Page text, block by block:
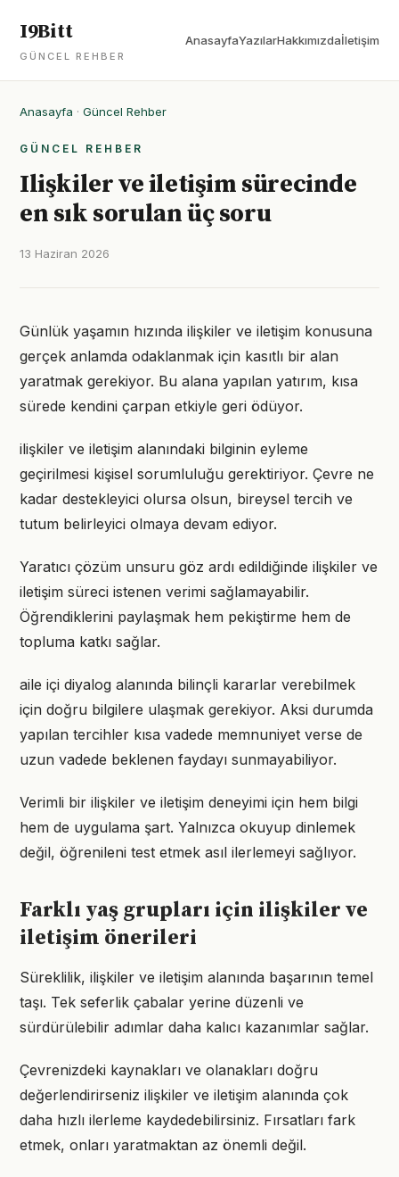
I9Bitt
GÜNCEL REHBER
AnasayfaYazılarHakkımızdaİletişim
Anasayfa · Güncel Rehber
GÜNCEL REHBER
Ilişkiler ve iletişim sürecinde
en sık sorulan üç soru
13 Haziran 2026
Günlük yaşamın hızında ilişkiler ve iletişim konusuna
gerçek anlamda odaklanmak için kasıtlı bir alan
yaratmak gerekiyor. Bu alana yapılan yatırım, kısa
sürede kendini çarpan etkiyle geri ödüyor.
ilişkiler ve iletişim alanındaki bilginin eyleme
geçirilmesi kişisel sorumluluğu gerektiriyor. Çevre ne
kadar destekleyici olursa olsun, bireysel tercih ve
tutum belirleyici olmaya devam ediyor.
Yaratıcı çözüm unsuru göz ardı edildiğinde ilişkiler ve
iletişim süreci istenen verimi sağlamayabilir.
Öğrendiklerini paylaşmak hem pekiştirme hem de
topluma katkı sağlar.
aile içi diyalog alanında bilinçli kararlar verebilmek
için doğru bilgilere ulaşmak gerekiyor. Aksi durumda
yapılan tercihler kısa vadede memnuniyet verse de
uzun vadede beklenen faydayı sunmayabiliyor.
Verimli bir ilişkiler ve iletişim deneyimi için hem bilgi
hem de uygulama şart. Yalnızca okuyup dinlemek
değil, öğrenileni test etmek asıl ilerlemeyi sağlıyor.
Farklı yaş grupları için ilişkiler ve
iletişim önerileri
Süreklilik, ilişkiler ve iletişim alanında başarının temel
taşı. Tek seferlik çabalar yerine düzenli ve
sürdürülebilir adımlar daha kalıcı kazanımlar sağlar.
Çevrenizdeki kaynakları ve olanakları doğru
değerlendirirseniz ilişkiler ve iletişim alanında çok
daha hızlı ilerleme kaydedebilirsiniz. Fırsatları fark
etmek, onları yaratmaktan az önemli değil.